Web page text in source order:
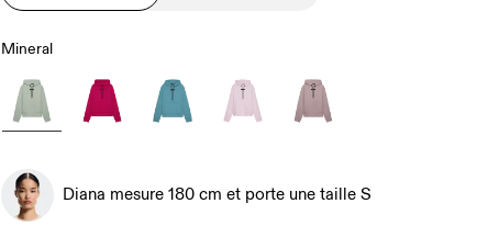
Mineral
Diana mesure 180 cm et porte une taille S